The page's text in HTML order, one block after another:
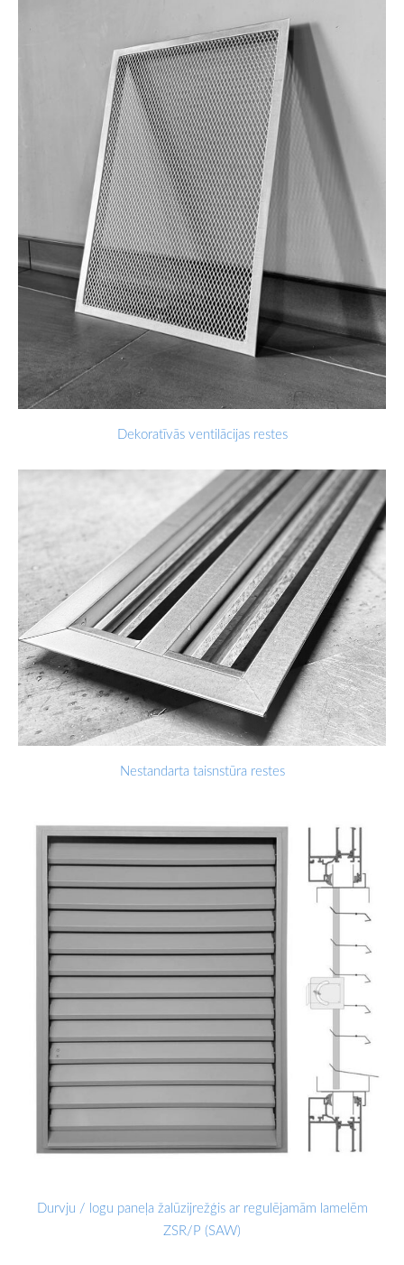
Dekoratīvās ventilācijas restes
Nestandarta taisnstūra restes
Durvju / logu paneļa žalūzijrežģis ar regulējamām lamelēm
ZSR/P (SAW)